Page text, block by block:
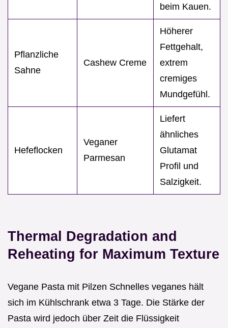
beim Kauen.
Pflanzliche
Sahne
Cashew Creme
Höherer
Fettgehalt,
extrem
cremiges
Mundgefühl.
Hefeflocken
Veganer
Parmesan
Liefert
ähnliches
Glutamat
Profil und
Salzigkeit.
Thermal Degradation and
Reheating for Maximum Texture
Vegane Pasta mit Pilzen Schnelles veganes hält
sich im Kühlschrank etwa 3 Tage. Die Stärke der
Pasta wird jedoch über Zeit die Flüssigkeit